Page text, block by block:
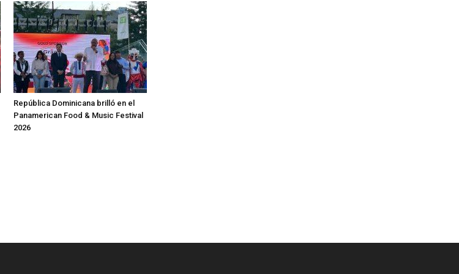
República Dominicana brilló en el
Panamerican Food & Music Festival
2026